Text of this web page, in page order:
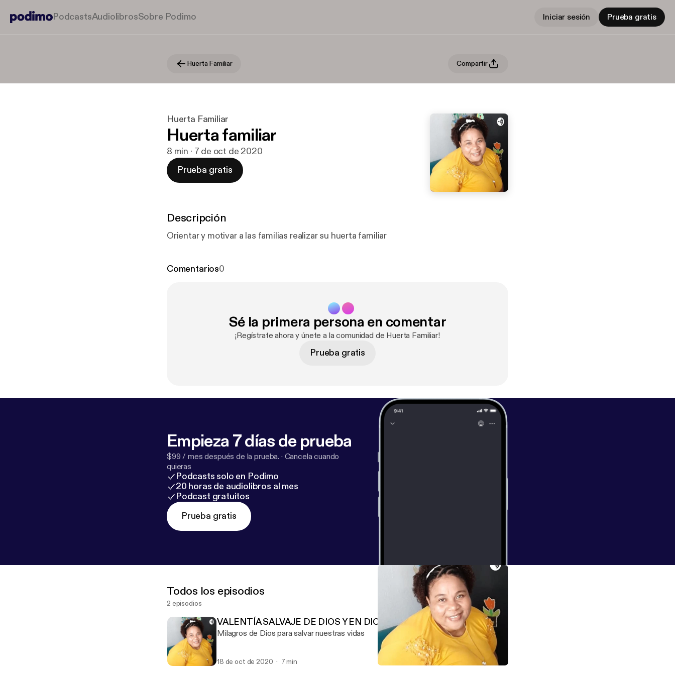
PodcastsAudiolibrosSobre Podimo Iniciar sesión Prueba gratis
Huerta Familiar Compartir
Huerta Familiar
Huerta familiar
8 min · 7 de oct de 2020
Prueba gratis
Descripción
Orientar y motivar a las familias realizar su huerta familiar
Comentarios0
Sé la primera persona en comentar
¡Regístrate ahora y únete a la comunidad de Huerta Familiar!
Prueba gratis
Empieza 7 días de prueba
$99 / mes después de la prueba. · Cancela cuando
quieras
Podcasts solo en Podimo
20 horas de audiolibros al mes
Podcast gratuitos
Prueba gratis
Todos los episodios
2 episodios
VALENTÍA SALVAJE DE DIOS Y EN DIOS
Milagros de Dios para salvar nuestras vidas
18 de oct de 2020 7 min